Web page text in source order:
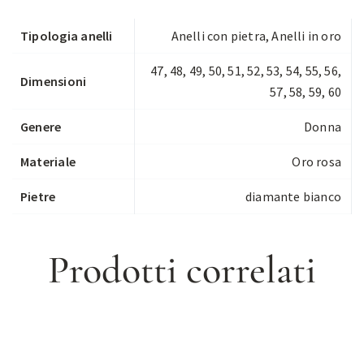
Tipologia anelli Anelli con pietra,Anelli in oro
Dimensioni
47, 48, 49, 50, 51, 52, 53, 54, 55, 56,
57, 58, 59, 60
Genere Donna
Materiale Oro rosa
Pietre diamante bianco
Prodotti correlati